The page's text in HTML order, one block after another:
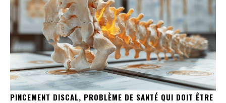
PINCEMENT DISCAL, PROBLÈME DE SANTÉ QUI DOIT ÊTRE